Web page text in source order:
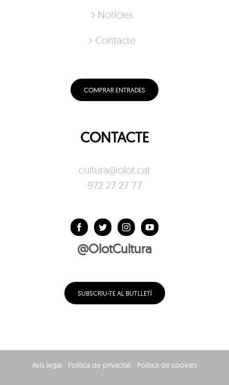
Notícies
Contacte
COMPRAR ENTRADES
CONTACTE
cultura@olot.cat
972 27 27 77
@OlotCultura
SUBSCRIU-TE AL BUTLLETÍ
Avís legal Política de privacitat Política de cookies